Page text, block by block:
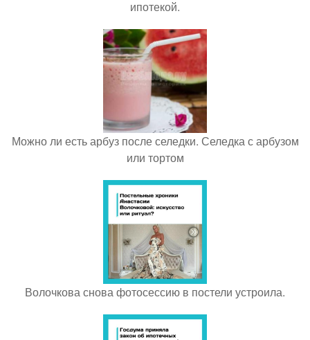
ипотекой.
Можно ли есть арбуз после селедки. Селедка с арбузом
или тортом
Волочкова снова фотосессию в постели устроила.